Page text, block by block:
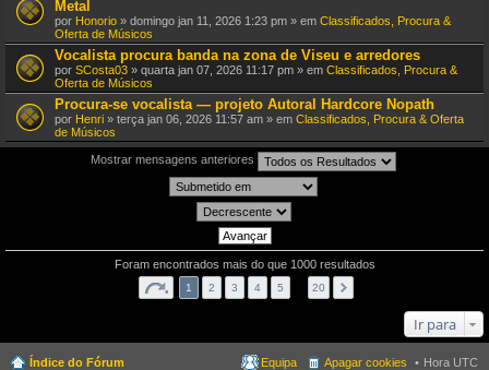
Metal
por Honorio » domingo jan 11, 2026 1:23 pm » em Classificados, Procura &
Oferta de Músicos
Vocalista procura banda na zona de Viseu e arredores
por SCosta03 » quarta jan 07, 2026 11:17 pm » em Classificados, Procura &
Oferta de Músicos
Procura-se vocalista — projeto Autoral Hardcore Nopath
por Henri » terça jan 06, 2026 11:57 am » em Classificados, Procura & Oferta
de Músicos
Mostrar mensagens anteriores
Foram encontrados mais do que 1000 resultados
1 2 3 4 5 20
Ir para
Índice do Fórum Hora UTC
Apagar cookies
Equipa